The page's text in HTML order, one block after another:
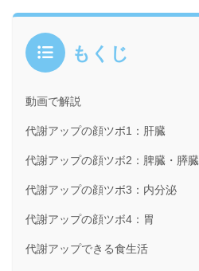
もくじ
動画で解説
代謝アップの顔ツボ1：肝臓
代謝アップの顔ツボ2：脾臓・膵臓
代謝アップの顔ツボ3：内分泌
代謝アップの顔ツボ4：胃
代謝アップできる食生活